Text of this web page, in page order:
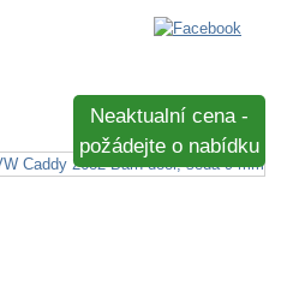
Neaktualní cena -
požádejte o nabídku